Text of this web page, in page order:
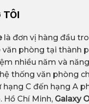
TÔI
là đơn vị hàng đầu
phòng tại thành
nhiều năm và
thống văn phòng
hạng C đến hạng A
Hồ Chí Minh, Galaxy